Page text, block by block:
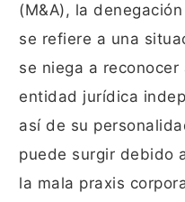
(M&A), la
se refiere a una
se niega a
entidad jurídica
así de su
puede surgir debido
la mala praxis